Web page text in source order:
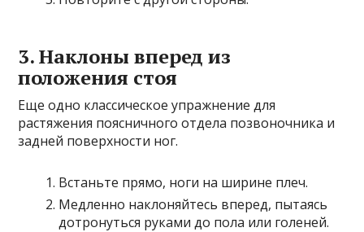
3. Наклоны вперед из
положения стоя
Еще одно классическое упражнение для
растяжения поясничного отдела позвоночника и
задней поверхности ног.
Встаньте прямо, ноги на ширине плеч.
Медленно наклоняйтесь вперед, пытаясь
дотронуться руками до пола или голеней.